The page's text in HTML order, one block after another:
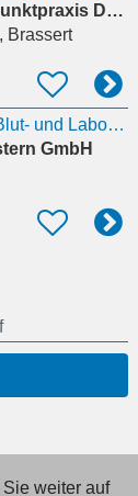
Rheumatologische Schwerpunktpraxis Dr. Stephanie Böddeker
Brassert
MTL / MTLA / BTA (m/w/d) für Blut- und Labordiagnostik
GmbH
weiter auf